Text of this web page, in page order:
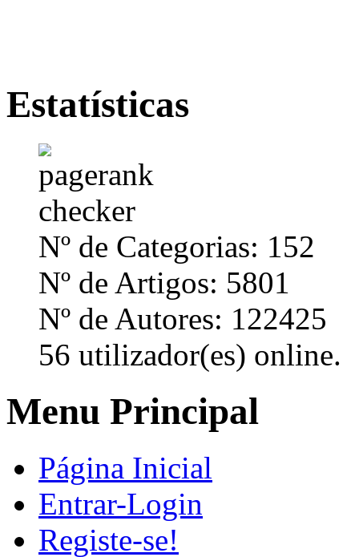
Estatísticas
Nº de Categorias: 152
Nº de Artigos: 5801
Nº de Autores: 122425
56 utilizador(es) online.
Menu Principal
Página Inicial
Entrar-Login
Registe-se!